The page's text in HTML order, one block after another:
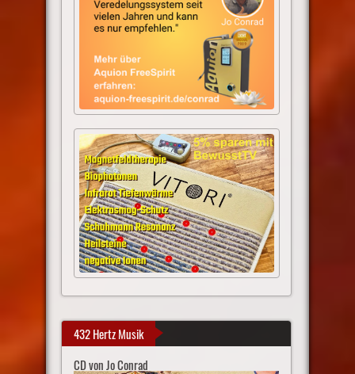
432 Hertz Musik
CD von Jo Conrad